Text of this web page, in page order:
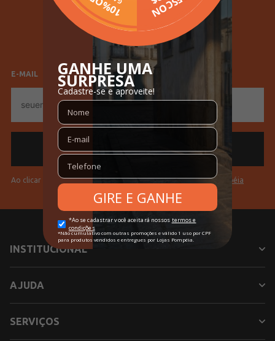
SELECIONE SEU GÊNERO
Feminino Masculino
E-MAIL
mail
Ao clicar em "Cadastrar" você aceita osTermos de Uso da Pompéia
INSTITUCIONAL
AJUDA
SERVIÇOS